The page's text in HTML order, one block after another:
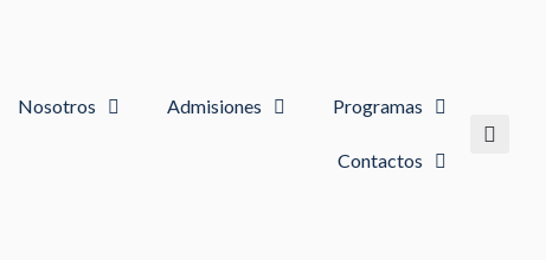
Nosotros Admisiones Programas
Contactos